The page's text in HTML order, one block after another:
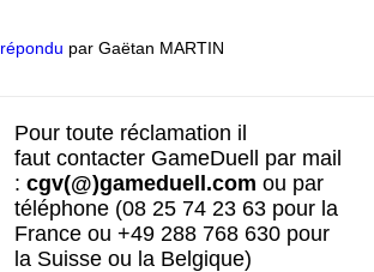
répondu par Gaëtan MARTIN
Pour toute réclamation il
faut contacter GameDuell par mail
: cgv(@)gameduell.com ou par
téléphone (08 25 74 23 63 pour la
France ou +49 288 768 630 pour
la Suisse ou la Belgique)